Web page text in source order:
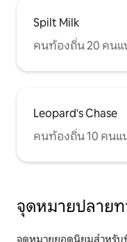
Spilt Milk
คนท้องถิ่น 20 คนแ
Leopard's Chase
คนท้องถิ่น 10 คนแ
จุดหมายปลายท
จุดหมายยอดนิยมสำหรับ